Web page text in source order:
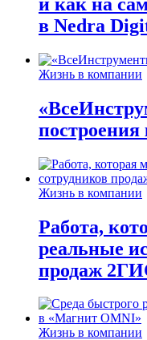
в Nedra
Жизнь в компании
Жизнь в компании
Работа,
реальные
продаж
Жизнь в компании